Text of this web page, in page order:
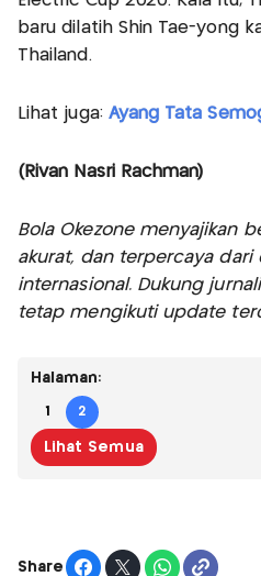
baru dilatih Shin Tae-yong
Thailand.
Lihat juga: Ayang Tata
(Rivan Nasri Rachman)
Bola Okezone menyajikan
akurat, dan terpercaya
internasional. Dukung
tetap mengikuti update
Halaman:
1 2
Lihat Semua
Share